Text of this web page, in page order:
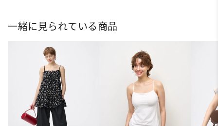
一緒に見られている商品